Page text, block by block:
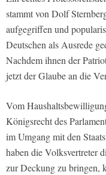
stammt von Dolf
aufgegriffen und
Deutschen als Ausrede
Nachdem ihnen der
jetzt der Glaube an die
Vom
Königsrecht des
im Umgang mit den
haben die Volksvertreter
zur Deckung zu bringen,